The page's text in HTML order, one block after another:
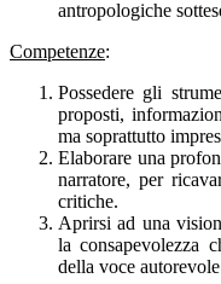
antropologiche
Competenze:
Possedere gli
proposti,
ma soprattutto
Elaborare una
narratore, per
critiche.
Aprirsi ad una
la consapevolezza
della voce